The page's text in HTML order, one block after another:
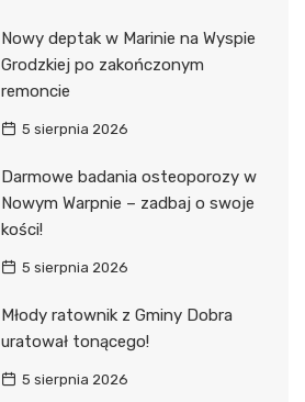
Nowy deptak w Marinie na Wyspie
Grodzkiej po zakończonym
remoncie
5 sierpnia 2026
Darmowe badania osteoporozy w
Nowym Warpnie – zadbaj o swoje
kości!
5 sierpnia 2026
Młody ratownik z Gminy Dobra
uratował tonącego!
5 sierpnia 2026